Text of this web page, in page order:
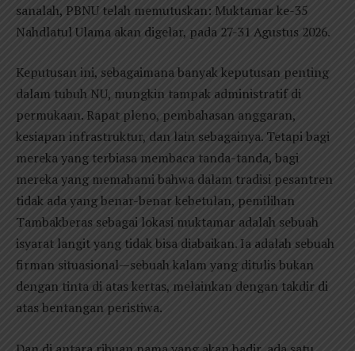
sanalah, PBNU telah memutuskan: Muktamar ke-35
Nahdlatul Ulama akan digelar, pada 27-31 Agustus 2026.
Keputusan ini, sebagaimana banyak keputusan penting
dalam tubuh NU, mungkin tampak administratif di
permukaan. Rapat pleno, pembahasan anggaran,
kesiapan infrastruktur, dan lain sebagainya. Tetapi bagi
mereka yang terbiasa membaca tanda-tanda, bagi
mereka yang memahami bahwa dalam tradisi pesantren
tidak ada yang benar-benar kebetulan, pemilihan
Tambakberas sebagai lokasi muktamar adalah sebuah
isyarat langit yang tidak bisa diabaikan. Ia adalah sebuah
firman situasional—sebuah kalam yang ditulis bukan
dengan tinta di atas kertas, melainkan dengan takdir di
atas bentangan peristiwa.